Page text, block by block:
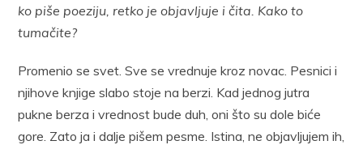
ko piše poeziju, retko je objavljuje i čita. Kako to
tumačite?
Promenio se svet. Sve se vrednuje kroz novac. Pesnici i
njihove knjige slabo stoje na berzi. Kad jednog jutra
pukne berza i vrednost bude duh, oni što su dole biće
gore. Zato ja i dalje pišem pesme. Istina, ne objavljujem ih,